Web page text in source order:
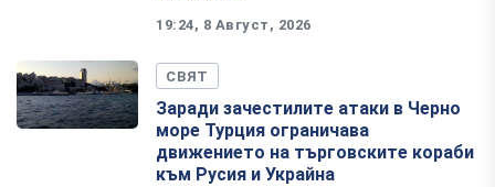
19:24, 8 Август, 2026
СВЯТ
Заради зачестилите атаки в Черно
море Турция ограничава
движението на търговските кораби
към Русия и Украйна